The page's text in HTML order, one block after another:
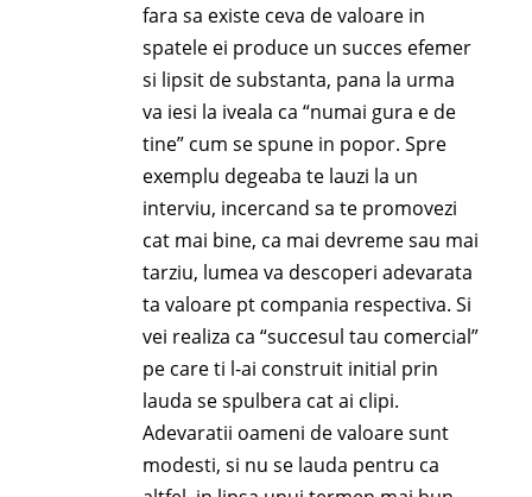
fara sa existe ceva de valoare in
spatele ei produce un succes efemer
si lipsit de substanta, pana la urma
va iesi la iveala ca “numai gura e de
tine” cum se spune in popor. Spre
exemplu degeaba te lauzi la un
interviu, incercand sa te promovezi
cat mai bine, ca mai devreme sau mai
tarziu, lumea va descoperi adevarata
ta valoare pt compania respectiva. Si
vei realiza ca “succesul tau comercial”
pe care ti l-ai construit initial prin
lauda se spulbera cat ai clipi.
Adevaratii oameni de valoare sunt
modesti, si nu se lauda pentru ca